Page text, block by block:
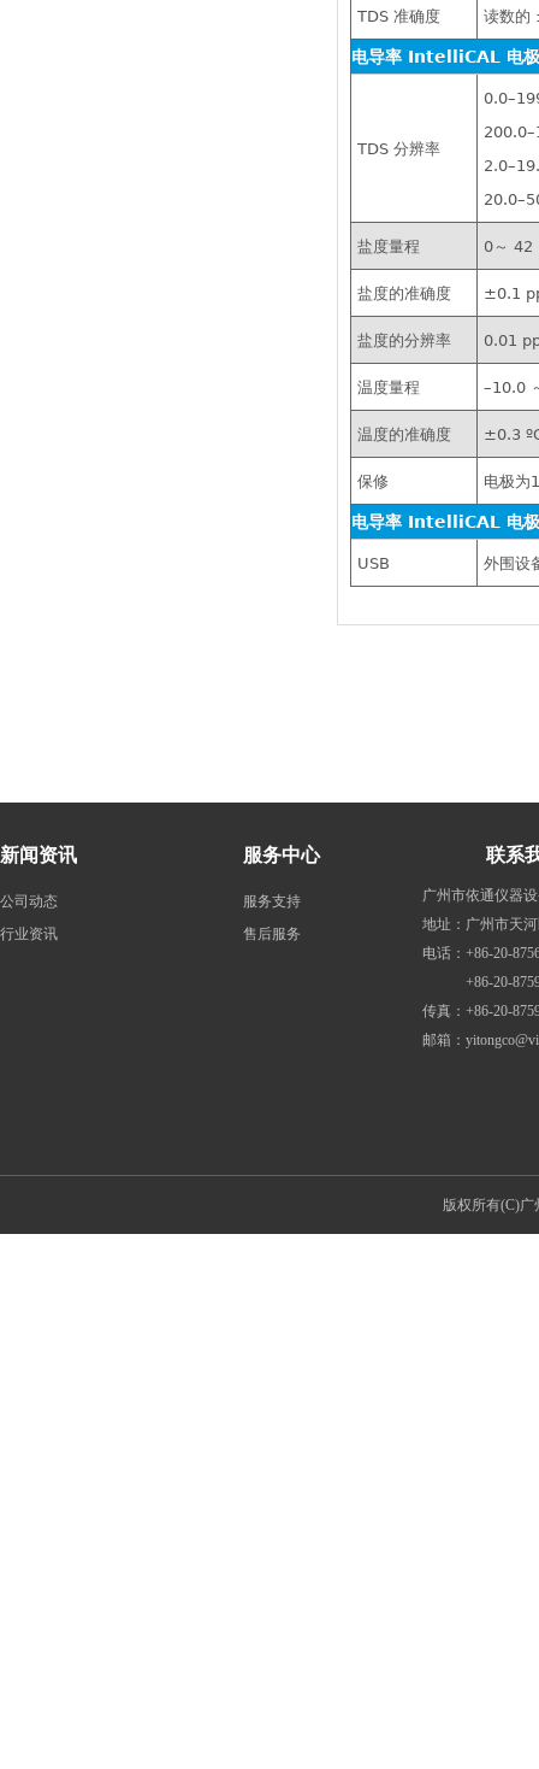
TDS 准确度 读数的
电导率 IntelliCAL 电
TDS 分辨率
盐度量程 0～
盐度的准确度 ±0.1
盐度的分辨率 0.01
温度量程 –10.0
温度的准确度 ±0.3
保修 电极为
电导率 IntelliCAL 电
USB 外围设
广州市依通仪器
地址：广州市天
电话：+86-20-
+86-20-
传真：+86-20-
邮箱：
新闻资讯
公司动态
行业资讯
服务中心
服务支持
售后服务
联系
版权所有(C)